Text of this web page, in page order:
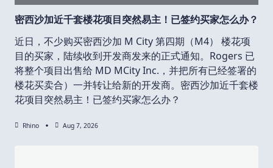
密西沙加近千套楼花项目突然易主！已签约买家怎么办？
近日，不少购买密西沙加 M City 第四期（M4） 楼花项
目的买家，陆续收到开发商发来的正式通知。Rogers 已
将整个项目出售给 MD MCity Inc.，并把所有已经签署的
楼花买卖合）一并转让给新的开发商。密西沙加近千套楼
花项目突然易主！已签约买家怎么办？
Rhino Aug 7, 2026